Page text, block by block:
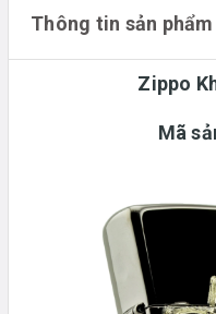
Thông tin sản phẩm
Zippo
Mã